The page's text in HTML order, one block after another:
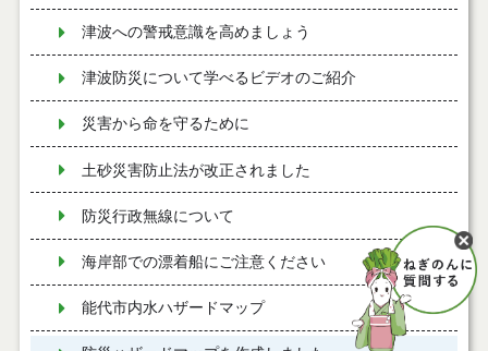
津波への警戒意識を高めましょう
津波防災について学べるビデオのご紹介
災害から命を守るために
土砂災害防止法が改正されました
防災行政無線について
海岸部での漂着船にご注意ください
能代市内水ハザードマップ